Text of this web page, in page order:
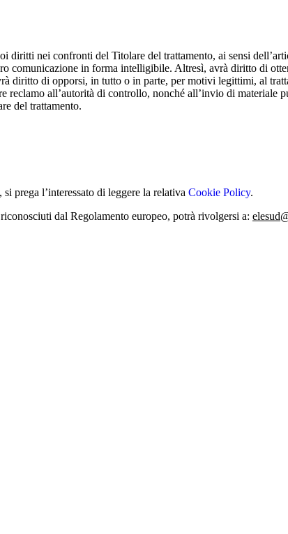
diritti nei confronti del Titolare del trattamento, ai sensi
comunicazione in forma intelligibile. Altresì, avrà diritto di
diritto di opporsi, in tutto o in parte, per motivi legittimi, al
reclamo all’autorità di controllo, nonché all’invio di
del trattamento.
prega l’interessato di leggere la relativa Cookie Policy.
dal Regolamento europeo, potrà rivolgersi a: